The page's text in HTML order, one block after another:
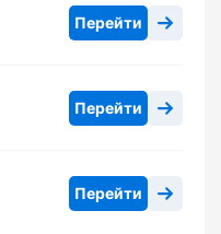
Перейти
Перейти
Перейти